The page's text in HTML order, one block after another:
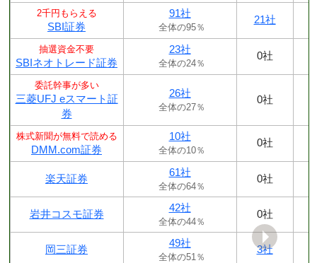
2千円もらえる
SBI証券
91社
全体の95％
21社
抽選資金不要
SBIネオトレード証券
23社
全体の24％
0社
委託幹事が多い
三菱UFJ eスマート証
券
26社
全体の27％
0社
株式新聞が無料で読める
DMM.com証券
10社
全体の10％
0社
楽天証券
61社
全体の64％
0社
岩井コスモ証券
42社
全体の44％
0社
岡三証券
49社
全体の51％
3社